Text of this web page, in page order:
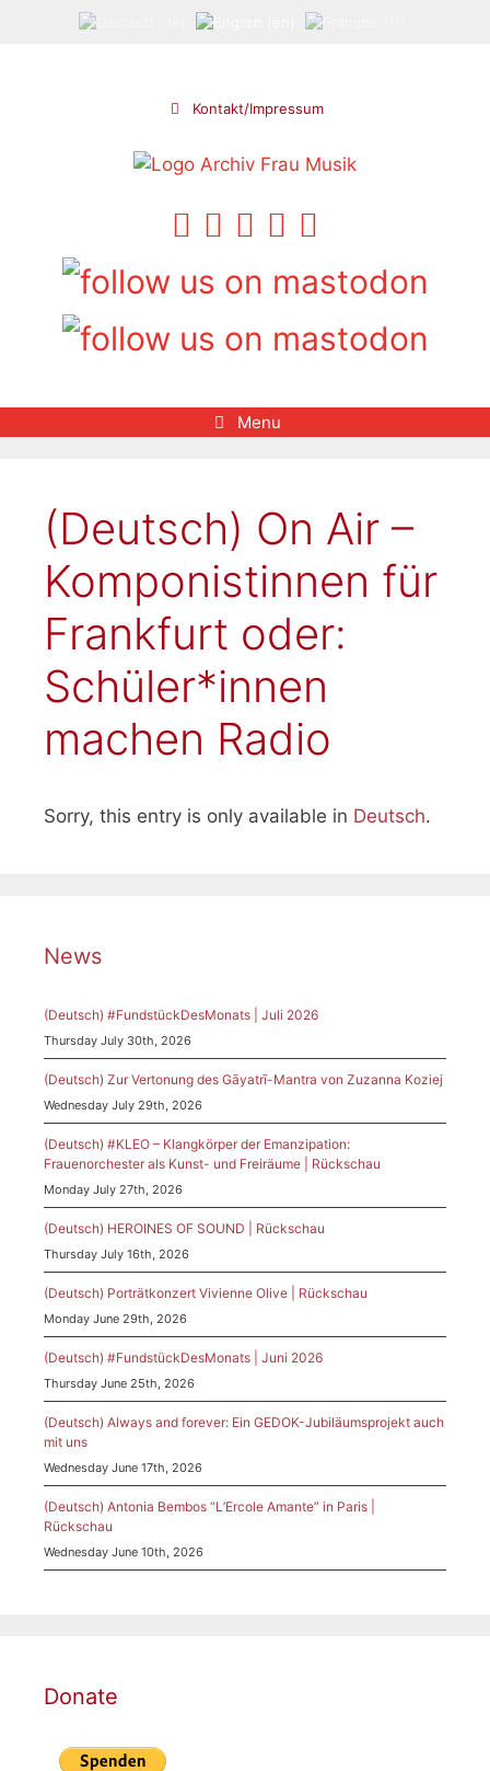
Kontakt/Impressum
Menu
(Deutsch) On Air –
Komponistinnen für
Frankfurt oder:
Schüler*innen
machen Radio
Sorry, this entry is only available in Deutsch.
News
(Deutsch) #FundstückDesMonats | Juli 2026
Thursday July 30th, 2026
(Deutsch) Zur Vertonung des Gāyatrī-Mantra von Zuzanna Koziej
Wednesday July 29th, 2026
(Deutsch) #KLEO – Klangkörper der Emanzipation:
Frauenorchester als Kunst- und Freiräume | Rückschau
Monday July 27th, 2026
(Deutsch) HEROINES OF SOUND | Rückschau
Thursday July 16th, 2026
(Deutsch) Porträtkonzert Vivienne Olive | Rückschau
Monday June 29th, 2026
(Deutsch) #FundstückDesMonats | Juni 2026
Thursday June 25th, 2026
(Deutsch) Always and forever: Ein GEDOK-Jubiläumsprojekt auch
mit uns
Wednesday June 17th, 2026
(Deutsch) Antonia Bembos “L’Ercole Amante” in Paris |
Rückschau
Wednesday June 10th, 2026
Donate